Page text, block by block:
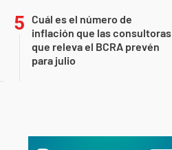
Cuál es el número de
inflación que las consultoras
que releva el BCRA prevén
para julio